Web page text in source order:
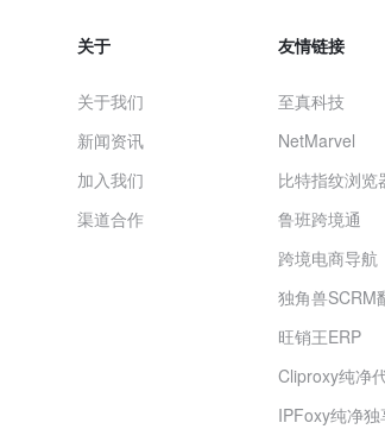
关于
关于我们
新闻资讯
加入我们
渠道合作
友情链接
至真科技
NetMarvel
比特指纹浏览
鲁班跨境通
跨境电商导航
独角兽SCRM
旺销王ERP
Cliproxy纯净
IPFoxy纯净独